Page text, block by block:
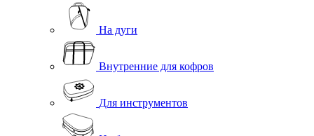
На дуги
Внутренние для кофров
Для инструментов